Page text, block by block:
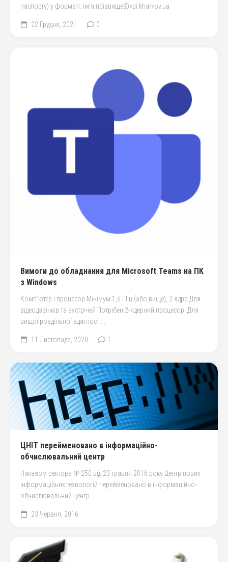
паспорту) у форматі: ім’я.прізвище@kpi.kharkov.ua
22 Грудня, 2021 0
Вимоги до обладнання для Microsoft Teams на ПК
з Windows
Комп’ютер і процесор Мінімум 1,6 ГГц (або вище), 2 ядра Для
відеодзвінків та зустрічей Потрібен 2-ядерний процесор. Для
вищої роздільної здатності...
11 Листопада, 2020 1
ЦНІТ перейменовано в інформаційно-
обчислювальний центр
Наказом ректора № 250 від 23 травня 2016 року Центр нових
інформаційних технологій перейменовано в інформаційно-
обчислювальний центр.
23 Червня, 2016